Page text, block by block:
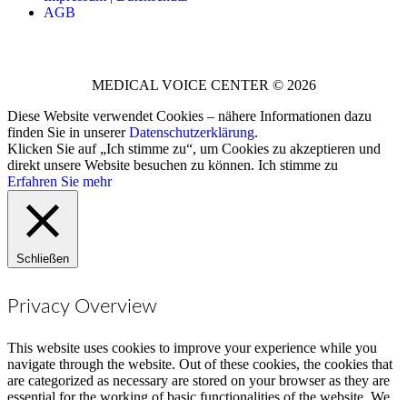
AGB
MEDICAL VOICE CENTER © 2026
Diese Website verwendet Cookies – nähere Informationen dazu
finden Sie in unsererDatenschutzerklärung.
Klicken Sie auf „Ich stimme zu“, um Cookies zu akzeptieren und
direkt unsere Website besuchen zu können. Ich stimme zu
Erfahren Sie mehr
Schließen
Privacy Overview
This website uses cookies to improve your experience while you
navigate through the website. Out of these cookies, the cookies that
are categorized as necessary are stored on your browser as they are